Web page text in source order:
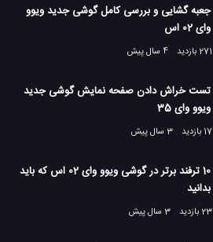
جعبه گشایی و بررسی کامل گوشی جدید ویوو
وای 02 اس
271 بازدید
4 سال پیش
تست خراش دادن صفحه نمایش گوشی جدید
ویوو وای 35
17 بازدید
3 سال پیش
10 ترفند برتر در گوشی ویوو وای 02 اس که باید
بدانید
23 بازدید
3 سال پیش